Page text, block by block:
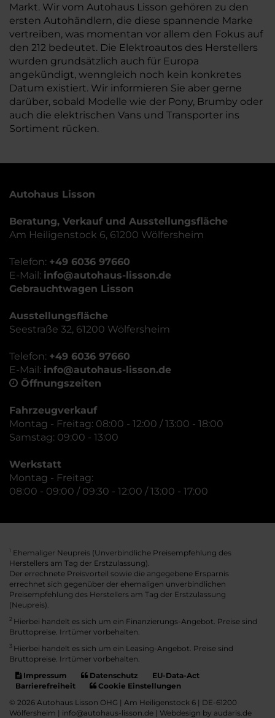
Markt. Wir vom Autohaus Lisson gehören zu den
ersten Autohändlern, die diese spannende Marke
vertreiben, was momentan vor allem den Fokus auf
den 212 bedeutet. Die Elektroautos des Herstellers
wurden grundsätzlich auch für Europa
angekündigt, wenngleich noch kein konkretes
Datum existiert. Wir informieren Sie aber gerne
darüber, sobald Modelle wie der Pony, Brumby oder
auch die elektrischen Vans und Transporter ins
Sortiment rücken.
Autohaus Lisson
Beratung, Verkauf und Ausstellungsfläche
Am Heiligenstock 6, 61200 Wölfersheim
Telefon: +49 6036 97660
E-Mail: info@autohaus-lisson.de
Gebrauchtwagen Lisson
Ausstellungsfläche
Seestraße 32, 61200 Wölfersheim
Telefon: +49 6036 97660
E-Mail: info@autohaus-lisson.de
Öffnungszeiten
Fahrzeugverkauf
Montag - Freitag: 08:00 - 12:00 / 13:00 - 18:00
Samstag: 09:00 - 13:00
Werkstatt
Montag - Freitag:
08:00 - 09:00 / 09:30 - 12:00 / 13:00 - 17:00
1
Ehemaliger Neupreis (Unverbindliche Preisempfehlung des
Herstellers am Tag der Erstzulassung).
Der errechnete Preisvorteil sowie die angegebene Ersparnis
errechnet sich gegenüber der ehemaligen unverbindlichen
Preisempfehlung des Herstellers am Tag der Erstzulassung
(Neupreis).
2 Hierbei handelt es sich um ein Finanzierungs-Angebot. Preise sind
Bruttopreise. Irrtümer vorbehalten.
3 Hierbei handelt es sich um ein Leasing-Angebot. Preise sind
Bruttopreise. Irrtümer vorbehalten.
Impressum
Datenschutz
EU-Data-Act
Barrierefreiheit
Cookie Einstellungen
© 2026 Autohaus Lisson OHG | Am Heiligenstock 6 | DE-61200
Wölfersheim | info@autohaus-lisson.de | Webdesign by audaris.de